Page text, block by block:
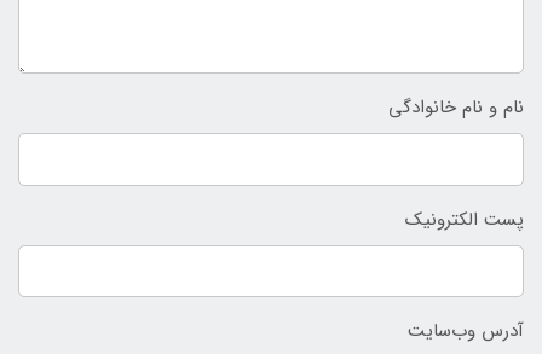
نام و نام خانوادگی
پست الکترونیک
آدرس وب‌سایت